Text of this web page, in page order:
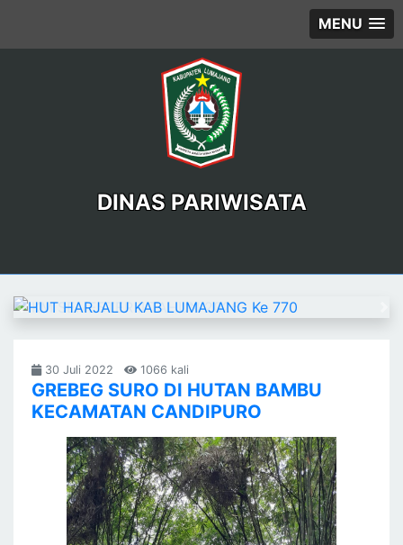
MENU
DINAS PARIWISATA
Previous
30 Juli 2022 1066 kali
GREBEG SURO DI HUTAN BAMBU
KECAMATAN CANDIPURO